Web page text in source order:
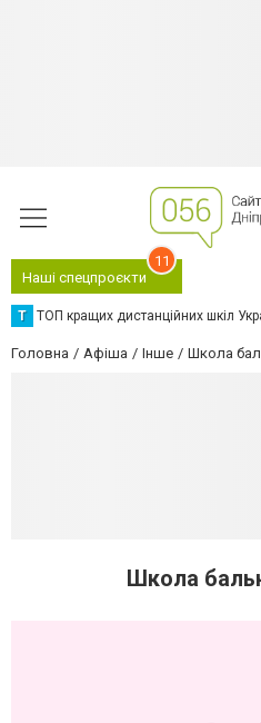
Наші спецпроєкти
11
Т ТОП кращих дистанційних шкіл
Головна Афіша Інше Школа
Школа